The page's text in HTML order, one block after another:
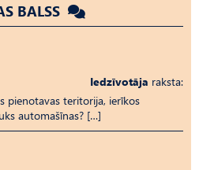
BALSS
Iedzīvotāja raksta:
pienotavas teritorija, ierīkos
automašīnas? […]